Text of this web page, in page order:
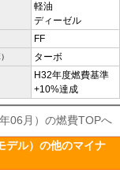
軽油
ディーゼル
FF
ターボ
H32年度燃費基準
+10%達成
06月）の燃費TOPへ
デル）の他のマイナ